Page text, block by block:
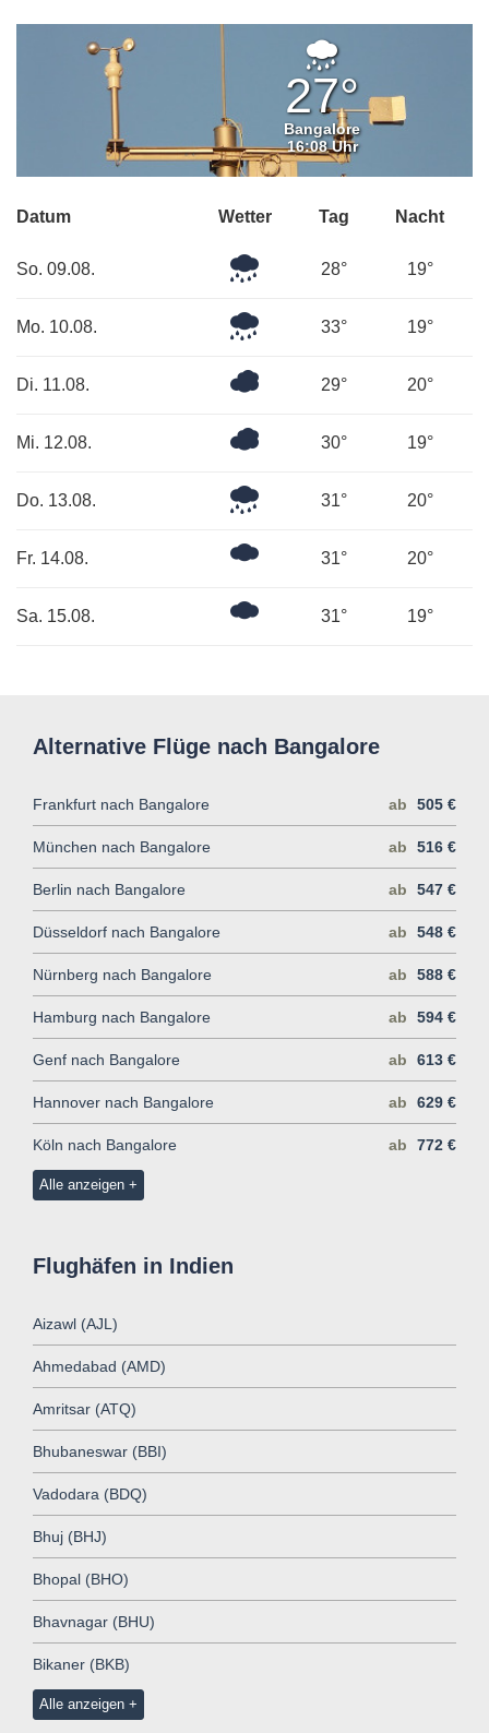
Leichter
Regen
27°
Bangalore
16:08 Uhr
Datum Wetter Tag Nacht
So. 09.08. 28° 19°
Mo. 10.08. 33° 19°
Di. 11.08. 29° 20°
Mi. 12.08. 30° 19°
Do. 13.08. 31° 20°
Fr. 14.08. 31° 20°
Sa. 15.08. 31° 19°
Alternative Flüge nach Bangalore
Frankfurt nach Bangalore ab 505 €
München nach Bangalore ab 516 €
Berlin nach Bangalore ab 547 €
Düsseldorf nach Bangalore ab 548 €
Nürnberg nach Bangalore ab 588 €
Hamburg nach Bangalore ab 594 €
Genf nach Bangalore ab 613 €
Hannover nach Bangalore ab 629 €
Köln nach Bangalore ab 772 €
Alle anzeigen
Flughäfen in Indien
Aizawl (AJL)
Ahmedabad (AMD)
Amritsar (ATQ)
Bhubaneswar (BBI)
Vadodara (BDQ)
Bhuj (BHJ)
Bhopal (BHO)
Bhavnagar (BHU)
Bikaner (BKB)
Alle anzeigen